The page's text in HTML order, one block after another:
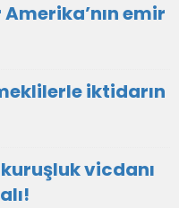
emir
iktidarın
vicdanı